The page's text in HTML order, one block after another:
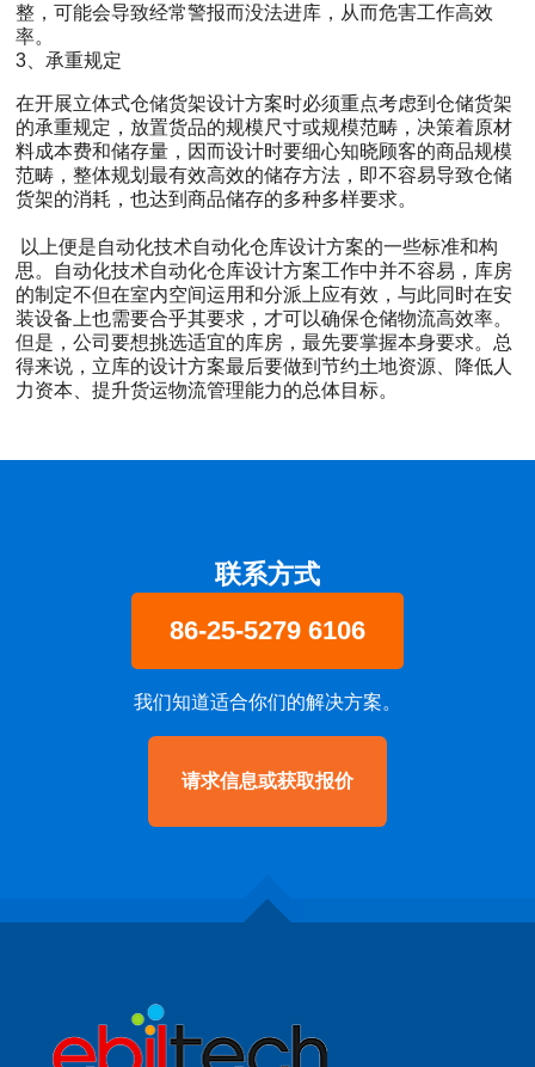
整，可能会导致经常警报而没法进库，从而危害工作高效
率。
3、承重规定
在开展立体式仓储货架设计方案时必须重点考虑到仓储货架
的承重规定，放置货品的规模尺寸或规模范畴，决策着原材
料成本费和储存量，因而设计时要细心知晓顾客的商品规模
范畴，整体规划最有效高效的储存方法，即不容易导致仓储
货架的消耗，也达到商品储存的多种多样要求。
以上便是自动化技术自动化仓库设计方案的一些标准和构
思。自动化技术自动化仓库设计方案工作中并不容易，库房
的制定不但在室内空间运用和分派上应有效，与此同时在安
装设备上也需要合乎其要求，才可以确保仓储物流高效率。
但是，公司要想挑选适宜的库房，最先要掌握本身要求。总
得来说，立库的设计方案最后要做到节约土地资源、降低人
力资本、提升货运物流管理能力的总体目标。
联系方式
86-25-5279 6106
我们知道适合你们的解决方案。
请求信息或获取报价